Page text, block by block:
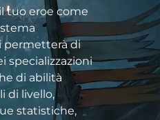
tuo eroe come
permetterà di
specializzazioni
di abilità
di livello,
statistiche,